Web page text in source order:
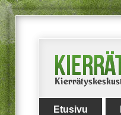
Etusivu